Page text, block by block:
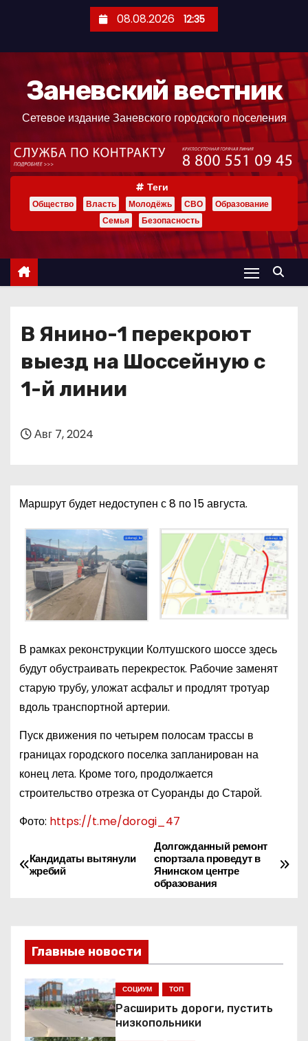
ж
08.08.2026 12:35
Заневский вестник
Сетевое издание Заневского городского поселения
Теги
Общество Власть Молодёжь СВО
Образование
Семья
Безопасность
В Янино-1 перекроют
выезд на Шоссейную с
1-й линии
Авг 7, 2024
Маршрут будет недоступен с 8 по 15 августа.
В рамках реконструкции Колтушского шоссе здесь
будут обустраивать перекресток. Рабочие заменят
старую трубу, уложат асфальт и продлят тротуар
вдоль транспортной артерии.
Пуск движения по четырем полосам трассы в
границах городского поселка запланирован на
конец лета. Кроме того, продолжается
строительство отрезка от Суоранды до Старой.
Фото: https://t.me/dorogi_47
Н
а
и
г
а
ц
Долгожданный ремонт
спортзала проведут в
Янинском центре
образования
Кандидаты вытянули
жребий
Главные новости
СОЦИУМ ТОП
Расширить дороги, пустить
низкопольники